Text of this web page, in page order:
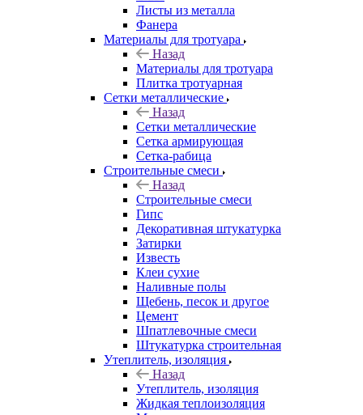
Листы из металла
Фанера
Материалы для тротуара
Назад
Материалы для тротуара
Плитка тротуарная
Сетки металлические
Назад
Сетки металлические
Сетка армирующая
Сетка-рабица
Строительные смеси
Назад
Строительные смеси
Гипс
Декоративная штукатурка
Затирки
Известь
Клеи сухие
Наливные полы
Щебень, песок и другое
Цемент
Шпатлевочные смеси
Штукатурка строительная
Утеплитель, изоляция
Назад
Утеплитель, изоляция
Жидкая теплоизоляция